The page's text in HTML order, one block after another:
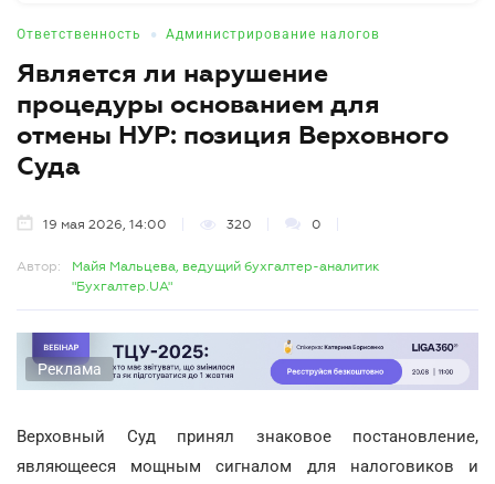
Ответственность • Администрирование налогов
Является ли нарушение
процедуры основанием для
отмены НУР: позиция Верховного
Суда
19 мая 2026, 14:00 320 0
Автор:
Майя Мальцева, ведущий бухгалтер-аналитик
"Бухгалтер.UA"
Реклама
Верховный Суд принял знаковое постановление,
являющееся мощным сигналом для налоговиков и